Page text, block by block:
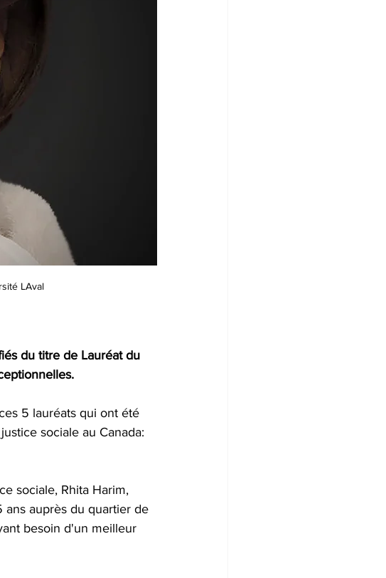
LAval
du titre de Lauréat du
5 lauréats qui ont été
sociale au Canada:
sociale, Rhita Harim,
auprès du quartier de
besoin d'un meilleur